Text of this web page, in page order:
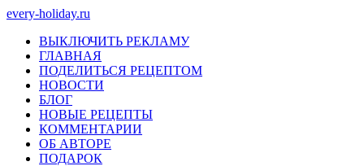
every-holiday.ru
ВЫКЛЮЧИТЬ РЕКЛАМУ
ГЛАВНАЯ
ПОДЕЛИТЬСЯ РЕЦЕПТОМ
НОВОСТИ
БЛОГ
НОВЫЕ РЕЦЕПТЫ
КОММЕНТАРИИ
ОБ АВТОРЕ
ПОДАРОК